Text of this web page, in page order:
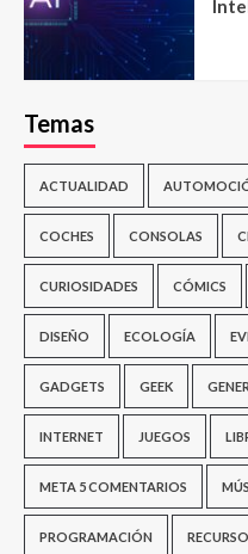
Temas
ACTUALIDAD
COCHES CONSOLAS
CURIOSIDADES CÓMICS
DISEÑO ECOLOGÍA
GADGETS GEEK
INTERNET JUEGOS
META 5 COMENTARIOS
PROGRAMACIÓN